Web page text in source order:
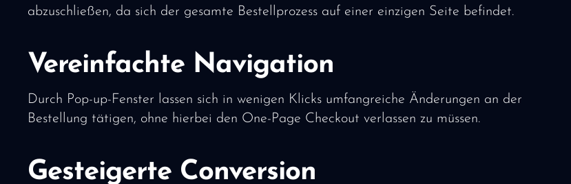
abzuschließen, da sich der gesamte Bestellprozess auf einer einzigen Seite befindet.
Vereinfachte Navigation
Durch Pop-up-Fenster lassen sich in wenigen Klicks umfangreiche Änderungen an der
Bestellung tätigen, ohne hierbei den One-Page Checkout verlassen zu müssen.
Gesteigerte Conversion